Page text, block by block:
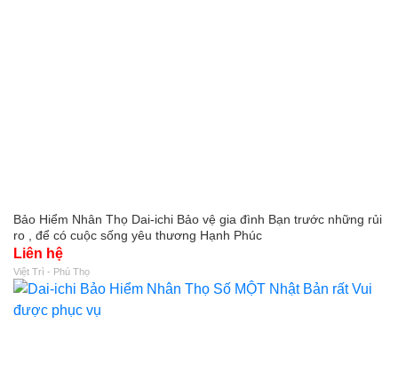
Bảo Hiểm Nhân Thọ Dai-ichi Bảo vệ gia đình Bạn trước những rủi
ro , để có cuộc sống yêu thương Hạnh Phúc
Liên hệ
Việt Trì - Phú Thọ